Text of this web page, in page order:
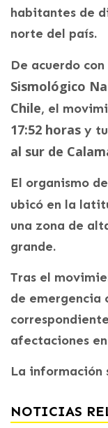
habitantes de
norte del país.
De acuerdo
Sismológico
Chile, el
17:52 horas y
al sur de
El organismo
ubicó en la
una zona de
grande.
Tras el
de emergencia
afectaciones
La información
NOTICIAS